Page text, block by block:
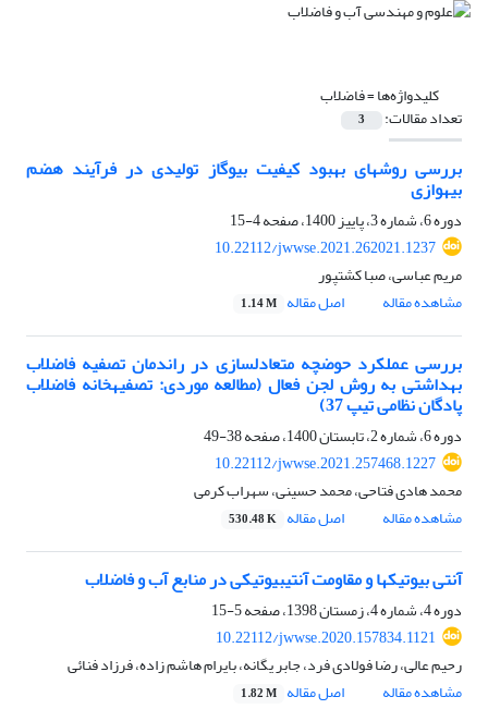
کلیدواژه‌ها =فاضلاب
تعداد مقالات: 3
بررسی روش‎های بهبود کیفیت بیوگاز تولیدی در فرآیند هضم
بی‎هوازی
دوره 6، شماره 3، پاییز 1400، صفحه
4-15
10.22112/jwwse.2021.262021.1237
مریم عباسی، صبا کشتپور
مشاهده مقاله
اصل مقاله 1.14 M
بررسی عملکرد حوضچه متعادل‎سازی در راندمان تصفیه فاضلاب
بهداشتی به روش لجن فعال (مطالعه موردی: تصفیه‎خانه فاضلاب
پادگان نظامی تیپ 37)
دوره 6، شماره 2، تابستان 1400، صفحه
38-49
10.22112/jwwse.2021.257468.1227
محمد هادی فتاحی، محمد حسینی، سهراب کرمی
مشاهده مقاله
اصل مقاله 530.48 K
آنتی بیوتیک‎ها و مقاومت آنتی‎بیوتیکی در منابع آب و فاضلاب
دوره 4، شماره 4، زمستان 1398، صفحه
5-15
10.22112/jwwse.2020.157834.1121
رحیم عالی، رضا فولادی فرد، جابر یگانه، بایرام هاشم زاده، فرزاد فنائی
مشاهده مقاله
اصل مقاله 1.82 M